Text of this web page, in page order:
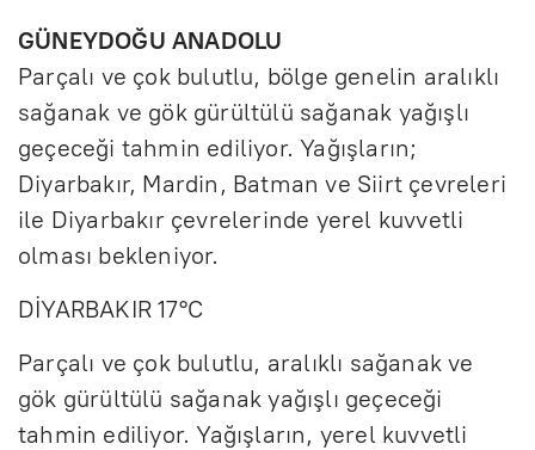
GÜNEYDOĞU ANADOLU
Parçalı ve çok bulutlu, bölge genelin aralıklı
sağanak ve gök gürültülü sağanak yağışlı
geçeceği tahmin ediliyor. Yağışların;
Diyarbakır, Mardin, Batman ve Siirt çevreleri
ile Diyarbakır çevrelerinde yerel kuvvetli
olması bekleniyor.
DİYARBAKIR 17°C
Parçalı ve çok bulutlu, aralıklı sağanak ve
gök gürültülü sağanak yağışlı geçeceği
tahmin ediliyor. Yağışların, yerel kuvvetli